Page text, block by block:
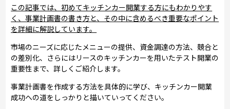
この記事では、初めてキッチンカー開業する方にもわかりやす
く、事業計画書の書き方と、その中に含めるべき重要なポイント
を詳細に解説しています。
市場のニーズに応じたメニューの提供、資金調達の方法、競合と
の差別化、さらにはリースのキッチンカーを用いたテスト開業の
重要性まで、詳しくご紹介します。
事業計画書を作成する方法を具体的に学び、キッチンカー開業
成功への道をしっかりと描いていってください。